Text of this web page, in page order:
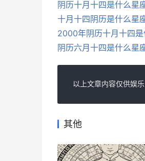
阴历十月十四是什么星
十月十四阴历是什么星
2000年阴历十月十四
阴历六月十四是什么星
以上文章内容仅供娱
其他